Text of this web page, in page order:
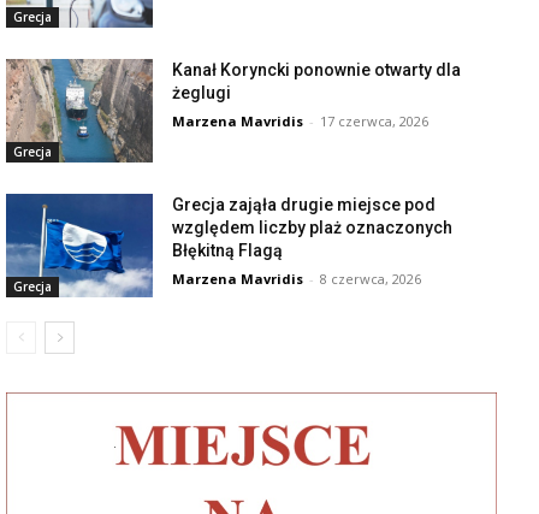
Grecja
Grecja
Kanał Koryncki ponownie otwarty dla
żeglugi
Marzena Mavridis - 17 czerwca, 2026
Grecja
Grecja zająła drugie miejsce pod
względem liczby plaż oznaczonych
Błękitną Flagą
Marzena Mavridis - 8 czerwca, 2026